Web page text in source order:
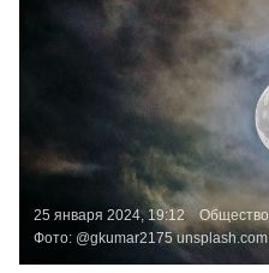
25 января 2024, 19:12
Общество
Фото: @gkumar2175 unsplash.com